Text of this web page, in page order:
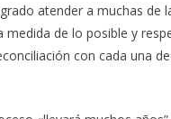
atender a muchas de
de lo posible y
con cada una